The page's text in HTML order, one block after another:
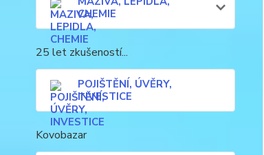
CHEMIE
25 let zkušeností...
POJIŠTĚNÍ, ÚVĚRY,
INVESTICE
Kovobazar